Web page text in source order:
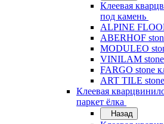
Клеевая
под камень
ALPINE
ABERHOF
MODULEO
VINILAM stone
FARGO stone
ART TILE
Клеевая
паркет ёлка
Назад